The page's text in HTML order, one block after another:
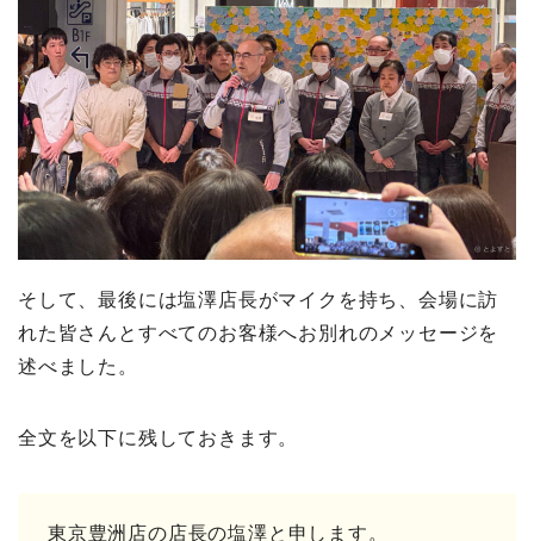
そして、最後には塩澤店長がマイクを持ち、会場に訪
れた皆さんとすべてのお客様へお別れのメッセージを
述べました。
全文を以下に残しておきます。
東京豊洲店の店長の塩澤と申します。